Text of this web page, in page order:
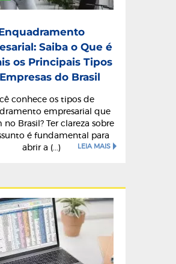
Saiba o Que é
os Principais Tipos
do Brasil
conhece os tipos de
empresarial que
no Brasil? Ter clareza sobre
é fundamental para
abrir a (...)
LEIA MAIS